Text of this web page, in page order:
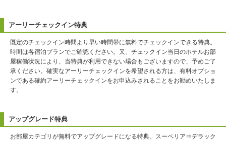
アーリーチェックイン特典
既定のチェックイン時間より早い時間帯に無料でチェックインできる特典。
時間は各宿泊プランでご確認ください。又、チェックイン当日のホテルお部
屋稼働状況により、当特典が利用できない場合もございますので、予めご了
承ください。確実なアーリーチェックインを希望される方は、有料オプショ
ンである確約アーリーチェックインをお申込みされることをお勧めいたしま
す。
アップグレード特典
お部屋カテゴリが無料でアップグレードになる特典。スーペリア⇒デラック